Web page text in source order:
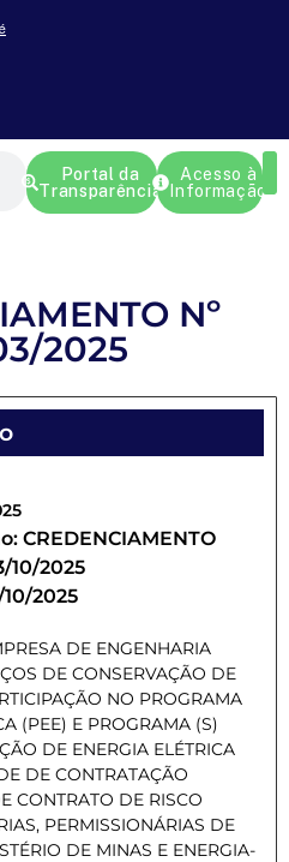
Portal da
Transparência
Acesso à
Informação
Nº
2025
CREDENCIAMENTO
10/2025
10/2025
DE ENGENHARIA
DE CONSERVAÇÃO DE
NO PROGRAMA
(PEE) E PROGRAMA (S)
DE ENERGIA ELÉTRICA
DE CONTRATAÇÃO
CONTRATO DE RISCO
PERMISSIONÁRIAS DE
DE MINAS E ENERGIA-